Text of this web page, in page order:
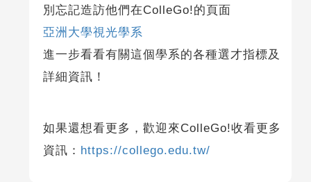
別忘記造訪他們在ColleGo!的頁面
亞洲大學視光學系
進一步看看有關這個學系的各種選才指標及
詳細資訊！
如果還想看更多，歡迎來ColleGo!收看更多
資訊： https://collego.edu.tw/